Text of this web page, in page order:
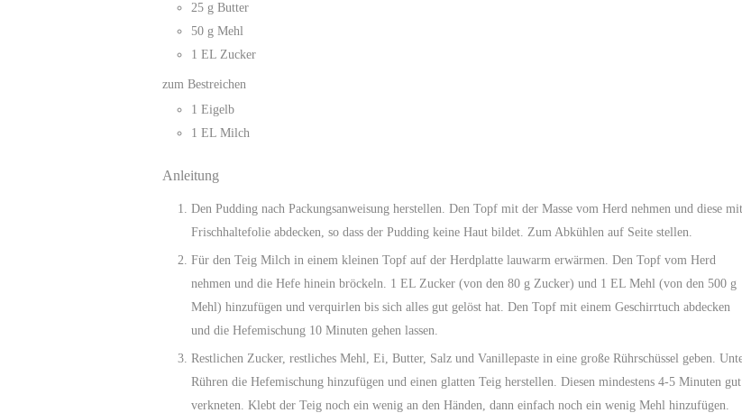
25 g Butter
50 g Mehl
1 EL Zucker
zum Bestreichen
1 Eigelb
1 EL Milch
Anleitung
Den Pudding nach Packungsanweisung herstellen. Den Topf mit der Masse vom Herd nehmen und diese mit
Frischhaltefolie abdecken, so dass der Pudding keine Haut bildet. Zum Abkühlen auf Seite stellen.
Für den Teig Milch in einem kleinen Topf auf der Herdplatte lauwarm erwärmen. Den Topf vom Herd
nehmen und die Hefe hinein bröckeln. 1 EL Zucker (von den 80 g Zucker) und 1 EL Mehl (von den 500 g
Mehl) hinzufügen und verquirlen bis sich alles gut gelöst hat. Den Topf mit einem Geschirrtuch abdecken
und die Hefemischung 10 Minuten gehen lassen.
Restlichen Zucker, restliches Mehl, Ei, Butter, Salz und Vanillepaste in eine große Rührschüssel geben. Unter
Rühren die Hefemischung hinzufügen und einen glatten Teig herstellen. Diesen mindestens 4-5 Minuten gut
verkneten. Klebt der Teig noch ein wenig an den Händen, dann einfach noch ein wenig Mehl hinzufügen.